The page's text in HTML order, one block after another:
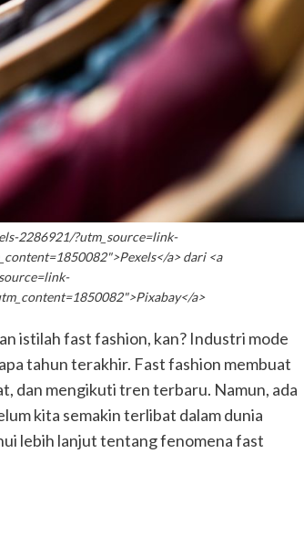
2286921/?utm_source=link-
a> dari <a
a>
istilah fast fashion, kan? Industri mode
tahun terakhir. Fast fashion membuat
dan mengikuti tren terbaru. Namun, ada
kita semakin terlibat dalam dunia
lebih lanjut tentang fenomena fast